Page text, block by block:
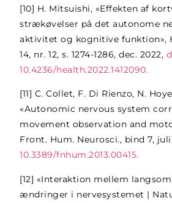
[10] H. Mitsuishi, «Effekten af
strækøvelser på det autonome
aktivitet og kognitive funktion»,
14, nr. 12, s. 1274-1286, dec. 2022,
10.4236/health.2022.1412090.
[11] C. Collet, F. Di Rienzo, N.
«Autonomic nervous system
movement observation and
Front. Hum. Neurosci., bind 7,
10.3389/fnhum.2013.00415.
[12] «Interaktion mellem
ændringer i nervesystemet |